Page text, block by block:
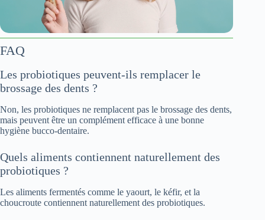
FAQ
Les probiotiques peuvent-ils remplacer le
brossage des dents ?
Non, les probiotiques ne remplacent pas le brossage des dents,
mais peuvent être un complément efficace à une bonne
hygiène bucco-dentaire.
Quels aliments contiennent naturellement des
probiotiques ?
Les aliments fermentés comme le yaourt, le kéfir, et la
choucroute contiennent naturellement des probiotiques.